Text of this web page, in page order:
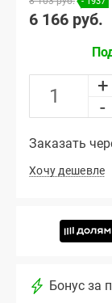
6 166 руб.
+
-
Заказать
Хочу дешевле
Бонус за